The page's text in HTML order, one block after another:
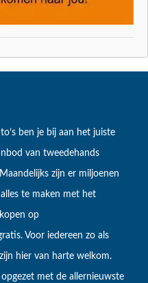
ben je bij aan het juiste
van tweedehands
zijn er miljoenen
te maken met het
op
Voor iedereen zo als
hier van harte welkom.
met de allernieuwste